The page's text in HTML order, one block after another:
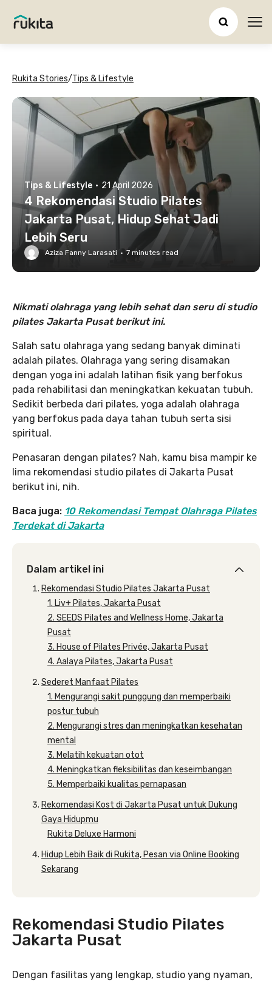
Rukita Stories/Tips & Lifestyle
Tips & Lifestyle · 21 April 2026
4 Rekomendasi Studio Pilates
Jakarta Pusat, Hidup Sehat Jadi
Lebih Seru
Aziza Fanny Larasati · 7 minutes read
Nikmati olahraga yang lebih sehat dan seru di studio
pilates Jakarta Pusat berikut ini.
Salah satu olahraga yang sedang banyak diminati
adalah pilates. Olahraga yang sering disamakan
dengan yoga ini adalah latihan fisik yang berfokus
pada rehabilitasi dan meningkatkan kekuatan tubuh.
Sedikit berbeda dari pilates, yoga adalah olahraga
yang berfokus pada daya tahan tubuh serta sisi
spiritual.
Penasaran dengan pilates? Nah, kamu bisa mampir ke
lima rekomendasi studio pilates di Jakarta Pusat
berikut ini, nih.
Baca juga: 10 Rekomendasi Tempat Olahraga Pilates
Terdekat di Jakarta
Dalam artikel ini
Rekomendasi Studio Pilates Jakarta Pusat
1. Liv+ Pilates, Jakarta Pusat
2. SEEDS Pilates and Wellness Home, Jakarta
Pusat
3. House of Pilates Privée, Jakarta Pusat
4. Aalaya Pilates, Jakarta Pusat
Sederet Manfaat Pilates
1. Mengurangi sakit punggung dan memperbaiki
postur tubuh
2. Mengurangi stres dan meningkatkan kesehatan
mental
3. Melatih kekuatan otot
4. Meningkatkan fleksibilitas dan keseimbangan
5. Memperbaiki kualitas pernapasan
Rekomendasi Kost di Jakarta Pusat untuk Dukung
Gaya Hidupmu
Rukita Deluxe Harmoni
Hidup Lebih Baik di Rukita, Pesan via Online Booking
Sekarang
Rekomendasi Studio Pilates
Jakarta Pusat
Dengan fasilitas yang lengkap, studio yang nyaman,